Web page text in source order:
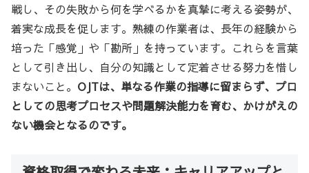
戦し、その失敗から何を学べるかを真摯に考える姿勢が、
着実な成長を促します。熟練の作業者は、長年の経験から
培った「感覚」や「勘所」を持っています。これらを言葉
として引き出し、自分の知識として定着させる努力を惜し
まないこと。 OJTは、単なる作業の指導に留まらず、プロ
としての思考プロセスや問題解決能力を育む、かけがえの
ない機会となるのです。